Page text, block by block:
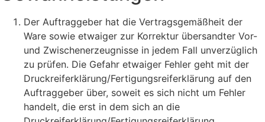
Der Auftraggeber hat die Vertragsgemäßheit der
Ware sowie etwaiger zur Korrektur übersandter Vor-
und Zwischenerzeugnisse in jedem Fall unverzüglich
zu prüfen. Die Gefahr etwaiger Fehler geht mit der
Druckreiferklärung/Fertigungsreiferklärung auf den
Auftraggeber über, soweit es sich nicht um Fehler
handelt, die erst in dem sich an die